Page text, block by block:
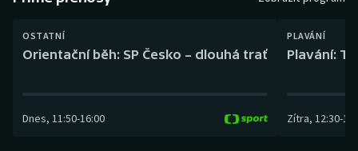
Curling
OSTATNÍ
Orientační běh: SP Česko – dlouhá trať
Dnes, 11:50-16:00
PLAVÁNÍ
Plavání:
Zítra, 12:30-